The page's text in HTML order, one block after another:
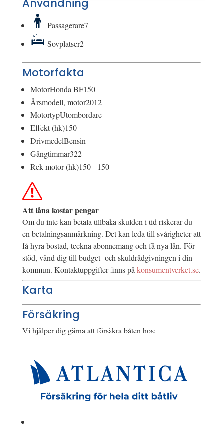
Användning
Passagerare7
Sovplatser2
Motorfakta
MotorHonda BF150
Årsmodell, motor2012
MotortypUtombordare
Effekt (hk)150
DrivmedelBensin
Gångtimmar322
Rek motor (hk)150 - 150
Att låna kostar pengar
Om du inte kan betala tillbaka skulden i tid riskerar du
en betalningsanmärkning. Det kan leda till svårigheter att
få hyra bostad, teckna abonnemang och få nya lån. För
stöd, vänd dig till budget- och skuldrådgivningen i din
kommun. Kontaktuppgifter finns på konsumentverket.se.
Karta
Försäkring
Vi hjälper dig gärna att försäkra båten hos: